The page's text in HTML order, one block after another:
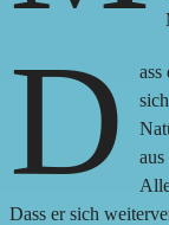
D
ass
Dass er sich